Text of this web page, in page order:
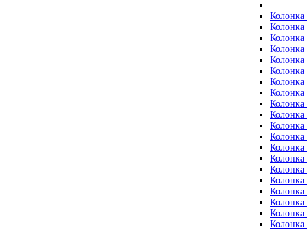
Колонка
Колонка
Колонка
Колонка
Колонка
Колонка
Колонка
Колонка
Колонка
Колонка
Колонка
Колонка
Колонка
Колонка
Колонка
Колонка
Колонка
Колонка
Колонка
Колонка